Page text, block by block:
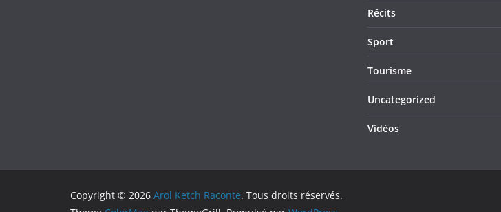
Récits
Sport
Tourisme
Uncategorized
Vidéos
Copyright © 2026 Arol Ketch Raconte. Tous droits réservés.